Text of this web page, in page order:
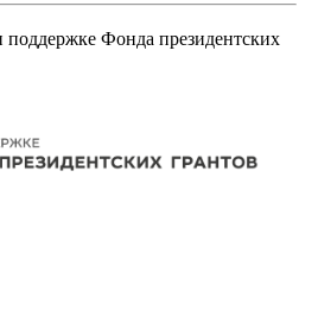
поддержке Фонда президентских